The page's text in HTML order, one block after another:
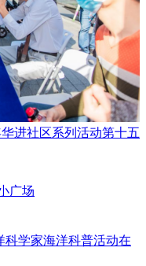
进社区系列活动第十五
广场